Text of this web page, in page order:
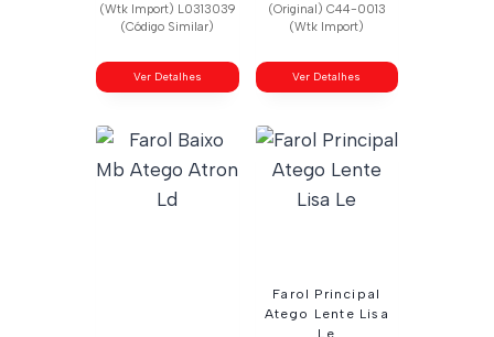
(Wtk Import) L0313039
(Código Similar)
Ver Detalhes
(Original) C44-0013
(Wtk Import)
Ver Detalhes
Farol Principal
Atego Lente Lisa